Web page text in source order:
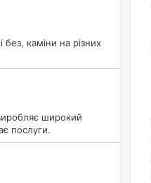
каміни на різних
широкий
послуги.